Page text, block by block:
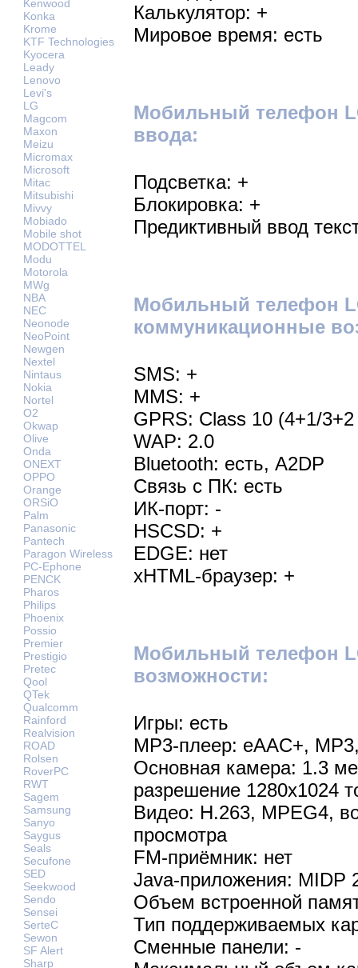
Kenwood
Konka
Krome
KTF Technologies
Kyocera
Leady
Lenovo
Levi's
LG
Magcom
Maxon
Meizu
Micromax
Microsoft
Mitac
Mitsubishi
Mivvy
Mobiado
Mobile shot
MODOTTEL
Modu
Motorola
MWg
NBA
NEC
Neonode
NeoPoint
Newgen
Nextel
Nintaus
Nokia
Nortel
O2
Okwap
Olive
Onda
ONEXT
OPPO
Orange
ORSiO
Palm
Panasonic
Pantech
Paragon Wireless
PC-Ephone
PENCK
Pharos
Philips
Phoenix
Possio
Premier
Prestigio
Pretec
Qool
QTek
Qualcomm
Rainford
Realvision
ROAD
Rolsen
RoverPC
RWT
Sagem
Samsung
Sanyo
Saygus
Seals
Secufone
SED
Seekwood
Sendo
Sensei
SerteC
Sewon
SF Alert
Sharp
Калькулятор: +
Мировое время: есть
Мобильный телефон
ввода:
Подсветка: +
Блокировка: +
Предиктивный ввод
Мобильный телефон
коммуникационные
SMS: +
MMS: +
GPRS: Class 10 (4+1/
WAP: 2.0
Bluetooth: есть, A2DP
Связь с ПК: есть
ИК-порт: -
HSCSD: +
EDGE: нет
xHTML-браузер: +
Мобильный телефон
возможности:
Игры: есть
MP3-плеер: eAAC+,
Основная камера: 1.3
разрешение 1280х1024
Видео: H.263, MPEG4,
просмотра
FM-приёмник: нет
Java-приложения: MIDP
Объем встроенной
Тип поддерживаемых
Сменные панели: -